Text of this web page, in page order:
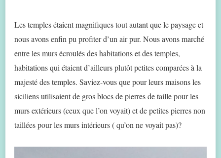
Les temples étaient magnifiques tout autant que le paysage et
nous avons enfin pu profiter d’un air pur. Nous avons marché
entre les murs écroulés des habitations et des temples,
habitations qui étaient d’ailleurs plutôt petites comparées à la
majesté des temples. Saviez-vous que pour leurs maisons les
siciliens utilisaient de gros blocs de pierres de taille pour les
murs extérieurs (ceux que l’on voyait) et de petites pierres non
taillées pour les murs intérieurs ( qu’on ne voyait pas)?